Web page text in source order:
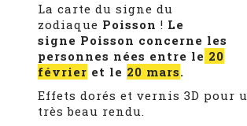
La carte du signe du
zodiaque Poisson ! Le
signe Poisson concerne les
personnes nées entre le 20
février et le 20 mars.
Effets dorés et vernis 3D pour
très beau rendu.